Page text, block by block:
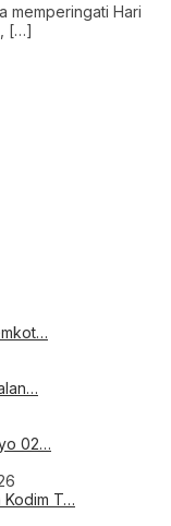
memperingati Hari
[…]
02…
Kodim T…